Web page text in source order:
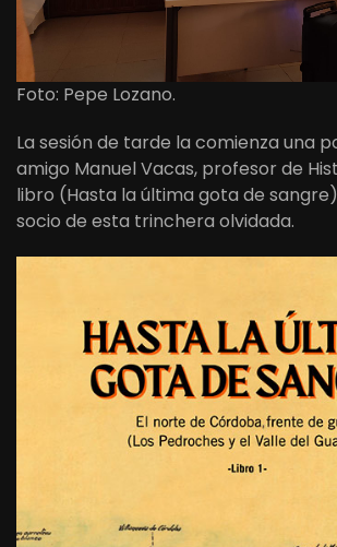
Foto: Pepe Lozano.
La sesión de tarde la comienza una
amigo Manuel Vacas, profesor de
libro (Hasta la última gota de
socio de esta trinchera olvidada.